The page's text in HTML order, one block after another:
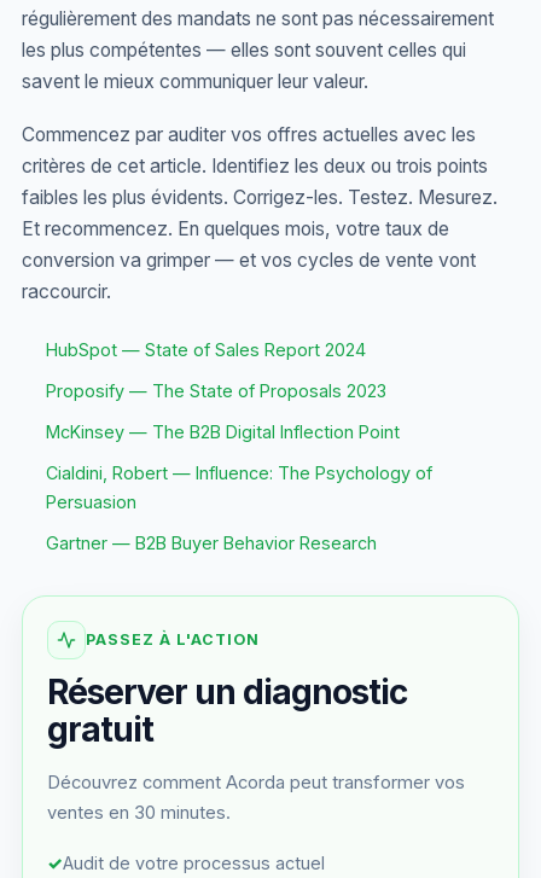
régulièrement des mandats ne sont pas nécessairement
les plus compétentes — elles sont souvent celles qui
savent le mieux communiquer leur valeur.
Commencez par auditer vos offres actuelles avec les
critères de cet article. Identifiez les deux ou trois points
faibles les plus évidents. Corrigez-les. Testez. Mesurez.
Et recommencez. En quelques mois, votre taux de
conversion va grimper — et vos cycles de vente vont
raccourcir.
HubSpot — State of Sales Report 2024
Proposify — The State of Proposals 2023
McKinsey — The B2B Digital Inflection Point
Cialdini, Robert — Influence: The Psychology of
Persuasion
Gartner — B2B Buyer Behavior Research
PASSEZ À L'ACTION
Réserver un diagnostic
gratuit
Découvrez comment Acorda peut transformer vos
ventes en 30 minutes.
✓Audit de votre processus actuel